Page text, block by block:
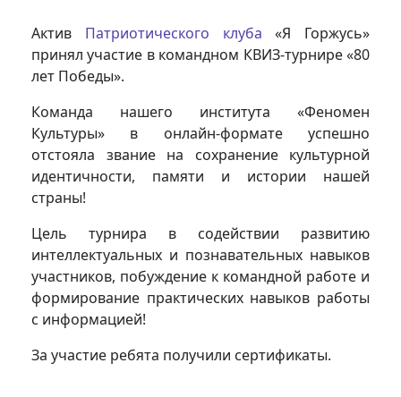
Актив Патриотического клуба «Я Горжусь»
принял участие в командном КВИЗ-турнире «80
лет Победы».
Команда нашего института «Феномен
Культуры» в онлайн-формате успешно
отстояла звание на сохранение культурной
идентичности, памяти и истории нашей
страны!
Цель турнира в содействии развитию
интеллектуальных и познавательных навыков
участников, побуждение к командной работе и
формирование практических навыков работы
с информацией!
За участие ребята получили сертификаты.